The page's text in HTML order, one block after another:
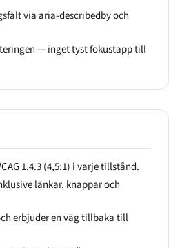
via aria-describedby och
— inget tyst fokustapp till
1.4.3 (4,5:1) i varje tillstånd.
länkar, knappar och
erbjuder en väg tillbaka till